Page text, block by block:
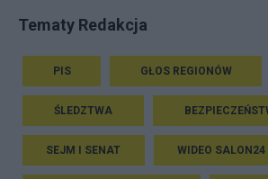
Tematy Redakcja
PIS GŁOS REGIONÓW
ŚLEDZTWA
SEJM I SENAT WIDEO SALON24